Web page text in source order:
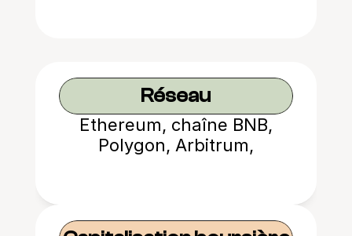
Réseau
Ethereum, chaîne BNB,
Polygon, Arbitrum,